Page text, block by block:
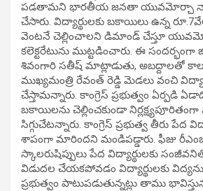
పడతామని భారతీయ జనతా యువమోర్చా
చేసారు. విద్యార్థులకు బకాయిలు ఉన్న
వెంటనే చెల్లించాలని డిమాండ్ చేస్తూ
కలెక్టరేటును ముట్టడించారు. ఈ సందర్భంగా
శివంగారి సతీష్ మాట్లాడుతు, అబద్దాలతో కాలం
ముఖ్యమంత్రి రేవంత్ రెడ్డి మెడలు వంచి
చేస్తామన్నారు. కాంగ్రెస్ ప్రభుత్వం ఏర్పడి
బకాయిలను చెల్లించకుండా
సిగ్గుచేటన్నారు. కాంగ్రెస్ ప్రభుత్వ తీరు పేద
శాపంగా మారిందని మండిపడ్డారు. ఫీజు
స్కాలరుషిప్పులు పేద విద్యార్థులకు
విడుదల చేయకపోవడం విద్యార్థులకు
ప్రభుత్వం పాటుపడుతున్నట్లు తాము